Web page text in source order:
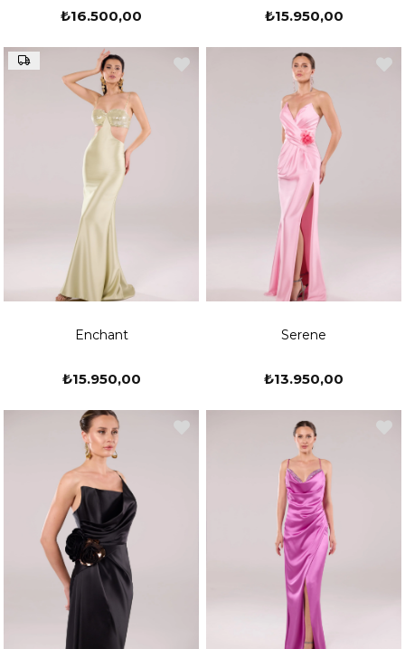
₺16.500,00 ₺15.950,00
Enchant
₺15.950,00
Serene
₺13.950,00